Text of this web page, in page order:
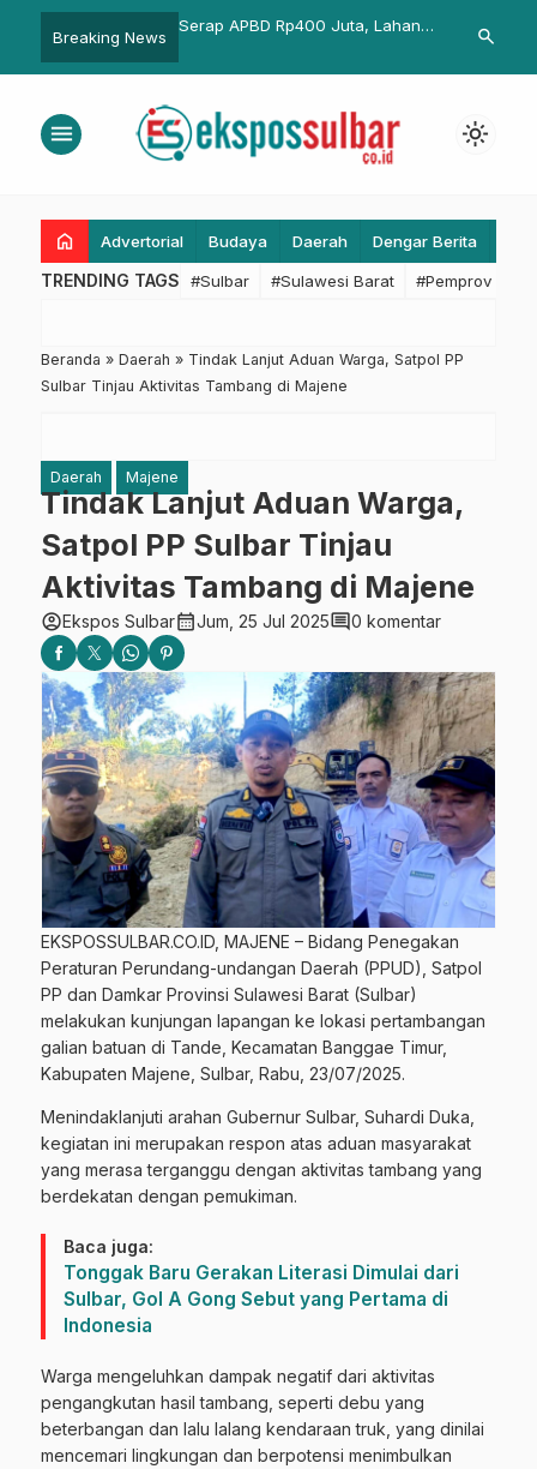
Breaking News
Pelayanan
Serap APBD Rp400 Juta, Lahan
Rp50 Juta per Tahun
Gubernur Suhardi
Penuhi Instruksi
search
menu light_mode
home Advertorial Budaya Daerah Dengar Berita
TRENDING TAGS #Sulbar #Sulawesi Barat #Pemprov
Beranda » Daerah » Tindak Lanjut Aduan Warga, Satpol PP
Sulbar Tinjau Aktivitas Tambang di Majene
Daerah Majene
Tindak Lanjut Aduan Warga,
Satpol PP Sulbar Tinjau
Aktivitas Tambang di Majene
account_circleEkspos Sulbarcalendar_monthJum, 25 Jul 2025comment0 komentar
EKSPOSSULBAR.CO.ID, MAJENE – Bidang Penegakan
Peraturan Perundang-undangan Daerah (PPUD), Satpol
PP dan Damkar Provinsi Sulawesi Barat (Sulbar)
melakukan kunjungan lapangan ke lokasi pertambangan
galian batuan di Tande, Kecamatan Banggae Timur,
Kabupaten Majene, Sulbar, Rabu, 23/07/2025.
Menindaklanjuti arahan Gubernur Sulbar, Suhardi Duka,
kegiatan ini merupakan respon atas aduan masyarakat
yang merasa terganggu dengan aktivitas tambang yang
berdekatan dengan pemukiman.
Baca juga:
Tonggak Baru Gerakan Literasi Dimulai dari
Sulbar, Gol A Gong Sebut yang Pertama di
Indonesia
Warga mengeluhkan dampak negatif dari aktivitas
pengangkutan hasil tambang, seperti debu yang
beterbangan dan lalu lalang kendaraan truk, yang dinilai
mencemari lingkungan dan berpotensi menimbulkan